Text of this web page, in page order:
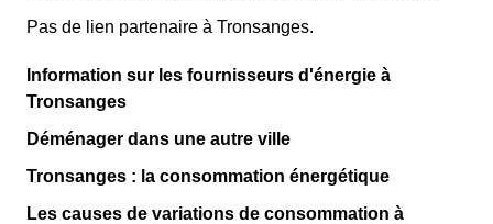
Pas de lien partenaire à Tronsanges.
Information sur les fournisseurs d'énergie à
Tronsanges
Déménager dans une autre ville
Tronsanges : la consommation énergétique
Les causes de variations de consommation à